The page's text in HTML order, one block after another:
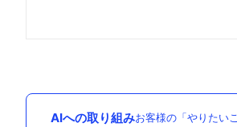
AIへの取り組みお客様の「やりたい